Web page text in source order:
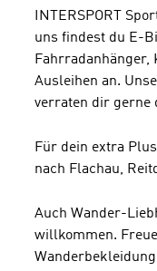
INTERSPORT
uns findest du E-
Fahrradanhänger,
Ausleihen an.
verraten dir gerne
Für dein extra
nach Flachau,
Auch Wander-
willkommen.